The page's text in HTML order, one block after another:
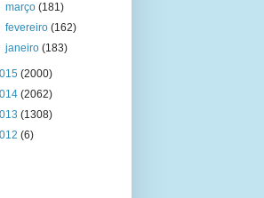
março(181)
fevereiro(162)
janeiro(183)
(2000)
(2062)
(1308)
(6)